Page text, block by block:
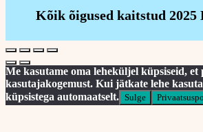
Kõik õigused kaitstud
Me kasutame oma leheküljel küpsiseid, et
kasutajakogemust. Kui jätkate lehe
küpsistega automaatselt. Sulge